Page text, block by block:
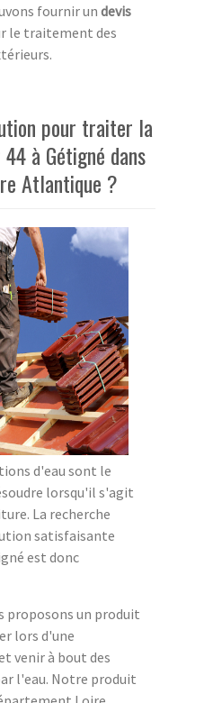
fournir undevis
le traitement des
pour traiter la
à Gétigné dans
Atlantique ?
d'eau sont le
lorsqu'il s'agit
La recherche
satisfaisante
est donc
proposons un produit
lors d'une
venir à bout des
l'eau. Notre produit